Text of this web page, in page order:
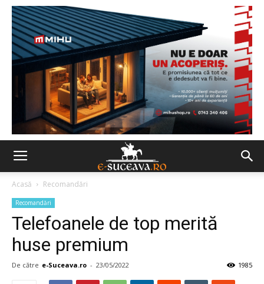
Acasă Recomandări
Recomandări
Telefoanele de top merită
huse premium
De către e-Suceava.ro - 23/05/2022 1985